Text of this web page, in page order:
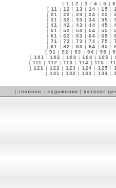
[ 1 | 2 | 3 | 4 | 5 | 6
[ 11 | 12 | 13 | 14 | 15 |
[ 21 | 22 | 23 | 24 | 25 |
[ 31 | 32 | 33 | 34 | 35 |
[ 41 | 42 | 43 | 44 | 45 |
[ 51 | 52 | 53 | 54 | 55 |
[ 61 | 62 | 63 | 64 | 65 |
[ 71 | 72 | 73 | 74 | 75 |
[ 81 | 82 | 83 | 84 | 85 |
[ 91 | 92 | 93 | 94 | 95 |
[ 101 | 102 | 103 | 104 | 105 |
[ 111 | 112 | 113 | 114 | 115 |
[ 121 | 122 | 123 | 124 | 125 |
[ 131 | 132 | 133 | 134 |
[ главная | художники | каталог